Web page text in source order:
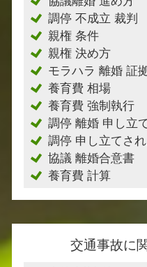
調停 不成立 裁判
親権 条件
親権 決め方
モラハラ 離婚 証
養育費 相場
養育費 強制執行
調停 離婚 申し立
調停 申し立てさ
協議 離婚合意書
養育費 計算
交通事故に